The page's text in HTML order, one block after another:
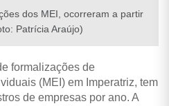
dos MEI, ocorreram a partir
Patrícia Araújo)
formalizações de
(MEI) em Imperatriz, tem
de empresas por ano. A